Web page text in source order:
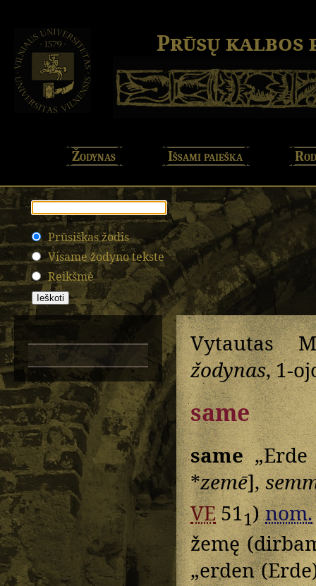
Prūsų kalbos
Žodynas Išsami paieška
Prūsiškas žodis
Visame žodyno tekste
Reikšmė
Vytautas
žodynas, 1-
same
same„Erde
*zemē],
VE511)nom.
žemę
„erden